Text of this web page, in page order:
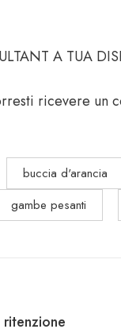
A TUA
ricevere un
buccia d'arancia
gambe pesanti